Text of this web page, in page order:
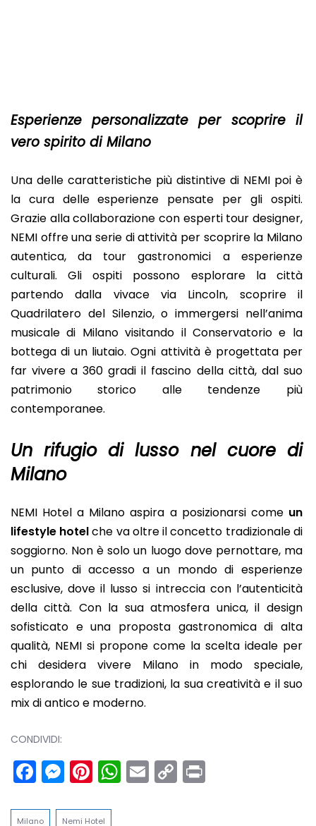
Esperienze personalizzate per scoprire il
vero spirito di Milano
Una delle caratteristiche più distintive di NEMI poi è
la cura delle esperienze pensate per gli ospiti.
Grazie alla collaborazione con esperti tour designer,
NEMI offre una serie di attività per scoprire la Milano
autentica, da tour gastronomici a esperienze
culturali. Gli ospiti possono esplorare la città
partendo dalla vivace via Lincoln, scoprire il
Quadrilatero del Silenzio, o immergersi nell’anima
musicale di Milano visitando il Conservatorio e la
bottega di un liutaio. Ogni attività è progettata per
far vivere a 360 gradi il fascino della città, dal suo
patrimonio storico alle tendenze più
contemporanee.
Un rifugio di lusso nel cuore di
Milano
NEMI Hotel a Milano aspira a posizionarsi come un
lifestyle hotelche va oltre il concetto tradizionale di
soggiorno. Non è solo un luogo dove pernottare, ma
un punto di accesso a un mondo di esperienze
esclusive, dove il lusso si intreccia con l’autenticità
della città. Con la sua atmosfera unica, il design
sofisticato e una proposta gastronomica di alta
qualità, NEMI si propone come la scelta ideale per
chi desidera vivere Milano in modo speciale,
esplorando le sue tradizioni, la sua creatività e il suo
mix di antico e moderno.
CONDIVIDI:
Facebook
Messenger
Pinterest
WhatsApp
Email
Copy
Milano Nemi Hotel